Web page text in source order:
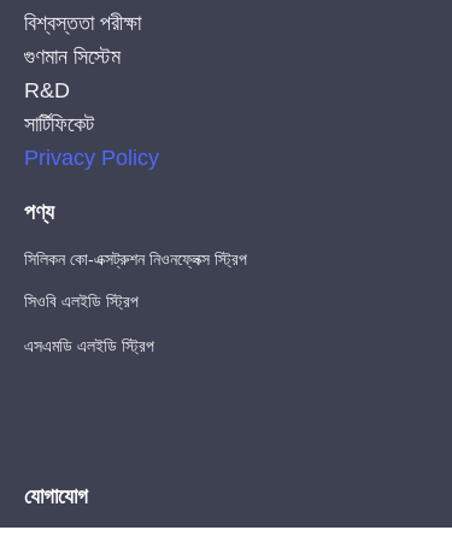
বিশ্বস্ততা পরীক্ষা
গুণমান সিস্টেম
R&D
সার্টিফিকেট
Privacy Policy
পণ্য
সিলিকন কো-এক্সট্রুশন নিওনফ্লেক্স স্ট্রিপ
সিওবি এলইডি স্ট্রিপ
এসএমডি এলইডি স্ট্রিপ
যোগাযোগ
BN